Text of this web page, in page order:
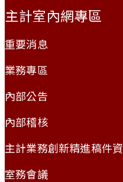
主計室內網專區
重要消息
業務專區
內部公告
內部稽核
主計業務創新精進稿件
室務會議